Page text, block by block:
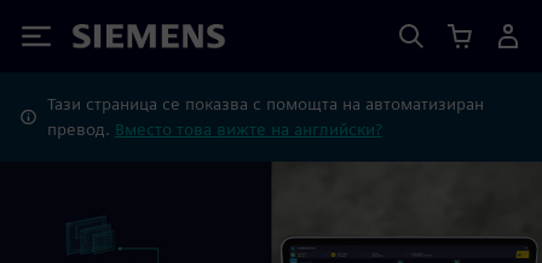
Siemens
Тази страница се показва с помощта на автоматизиран
превод. Вместо това вижте на английски?